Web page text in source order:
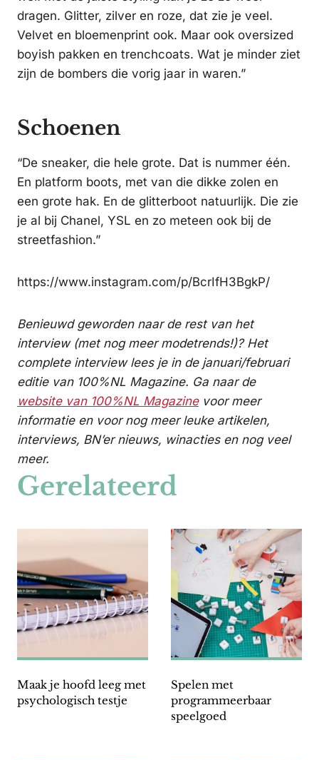
dragen. Glitter, zilver en roze, dat zie je veel.
Velvet en bloemenprint ook. Maar ook oversized
boyish pakken en trenchcoats. Wat je minder ziet
zijn de bombers die vorig jaar in waren.”
Schoenen
“De sneaker, die hele grote. Dat is nummer één.
En platform boots, met van die dikke zolen en
een grote hak. En de glitterboot natuurlijk. Die zie
je al bij Chanel, YSL en zo meteen ook bij de
streetfashion.”
https://www.instagram.com/p/BcrIfH3BgkP/
Benieuwd geworden naar de rest van het
interview (met nog meer modetrends!)? Het
complete interview lees je in de januari/februari
editie van 100%NL Magazine. Ga naar de
website van 100%NL Magazinevoor meer
informatie en voor nog meer leuke artikelen,
interviews, BN’er nieuws, winacties en nog veel
meer.
Gerelateerd
Maak je hoofd leeg met
psychologisch testje
Spelen met
programmeerbaar
speelgoed